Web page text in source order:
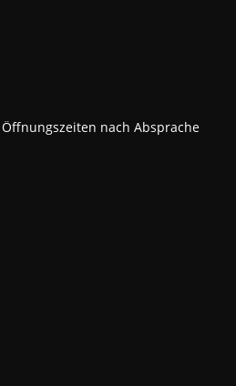
nach Absprache